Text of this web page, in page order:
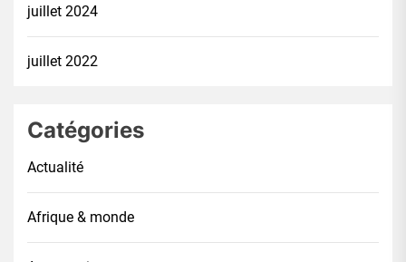
juillet 2024
juillet 2022
Catégories
Actualité
Afrique & monde